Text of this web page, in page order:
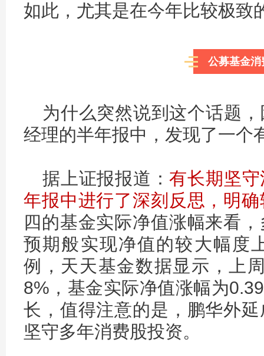
如此，尤其是在今年比较极致
公募基金消
为什么突然说到这个话题
经理的半年报中，发现了一个
据上证报报道：有长期坚
年报中进行了深刻反思，明
四的基金实际净值涨幅来看
预期般实现净值的较大幅度
例，天天基金数据显示，上
8%，基金实际净值涨幅为
长，值得注意的是，鹏华外
坚守多年消费股投资。